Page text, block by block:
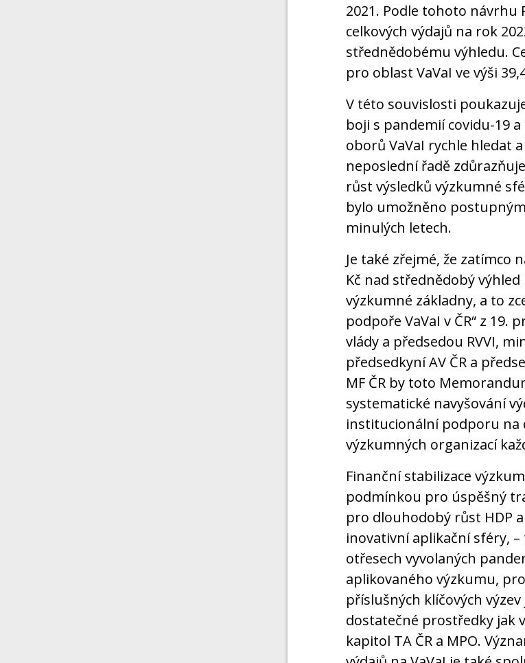
2021. Podle tohoto návrhu
celkových výdajů na rok
střednědobému výhledu.
pro oblast VaVaI ve výši
V této souvislosti
boji s pandemií covidu-19
oborů VaVaI rychle hledat
neposlední řadě
růst výsledků výzkumné
bylo umožněno
minulých letech.
Je také zřejmé, že zatímco
Kč nad střednědobý
výzkumné základny, a to
podpoře VaVaI v ČR“ z 19.
vlády a předsedou RVVI,
předsedkyní AV ČR a
MF ČR by toto
systematické navyšování
institucionální podporu na
výzkumných organizací
Finanční stabilizace
podmínkou pro úspěšný
pro dlouhodobý růst HDP
inovativní aplikační sféry,
otřesech vyvolaných
aplikovaného výzkumu,
příslušných klíčových
dostatečné prostředky jak
kapitol TA ČR a MPO.